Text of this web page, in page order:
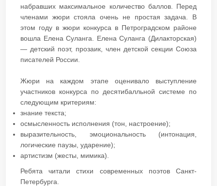
набравших максимальное количество баллов. Перед
членами жюри стояла очень не простая задача. В
этом году в жюри конкурса в Петроградском районе
вошла Елена Суланга. Елена Суланга (Дилакторская)
— детский поэт, прозаик, член детской секции Союза
писателей России.
Жюри на каждом этапе оценивало выступление
участников конкурса по десятибалльной системе по
следующим критериям:
знание текста;
осмысленность исполнения (тон, настроение);
выразительность, эмоциональность (интонация,
логические паузы, ударение);
артистизм (жесты, мимика).
Ребята читали стихи современных поэтов Санкт-
Петербурга.